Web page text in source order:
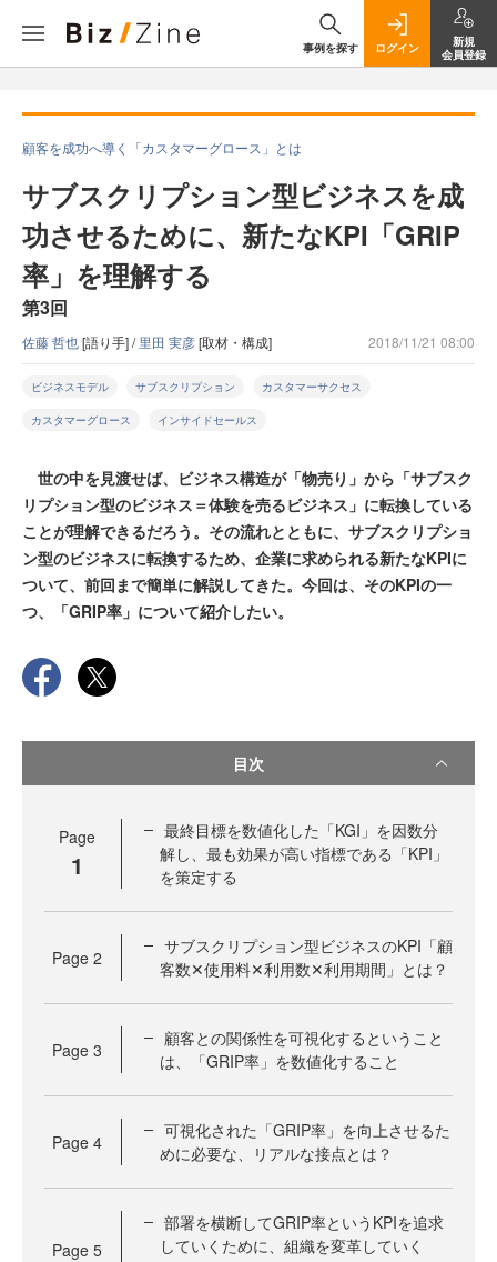
事例を探す ログイン
新規
会員登録
顧客を成功へ導く「カスタマーグロース」とは
サブスクリプション型ビジネスを成
功させるために、新たなKPI「GRIP
率」を理解する
第3回
佐藤 哲也[語り手] /里田 実彦[取材・構成] 2018/11/21 08:00
ビジネスモデル サブスクリプション カスタマーサクセス
カスタマーグロース インサイドセールス
世の中を見渡せば、ビジネス構造が「物売り」から「サブスク
リプション型のビジネス＝体験を売るビジネス」に転換している
ことが理解できるだろう。その流れとともに、サブスクリプショ
ン型のビジネスに転換するため、企業に求められる新たなKPIに
ついて、前回まで簡単に解説してきた。今回は、そのKPIの一
つ、「GRIP率」について紹介したい。
目次
Page
1
最終目標を数値化した「KGI」を因数分
解し、最も効果が高い指標である「KPI」
を策定する
Page 2
サブスクリプション型ビジネスのKPI「顧
客数✕使用料✕利用数✕利用期間」とは？
Page 3
顧客との関係性を可視化するということ
は、「GRIP率」を数値化すること
Page 4
可視化された「GRIP率」を向上させるた
めに必要な、リアルな接点とは？
Page 5
部署を横断してGRIP率というKPIを追求
していくために、組織を変革していく